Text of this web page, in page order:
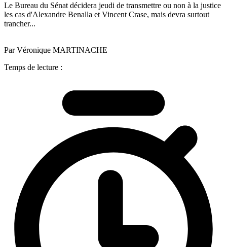
Le Bureau du Sénat décidera jeudi de transmettre ou non à la justice
les cas d'Alexandre Benalla et Vincent Crase, mais devra surtout
trancher...
Par Véronique MARTINACHE
Temps de lecture :